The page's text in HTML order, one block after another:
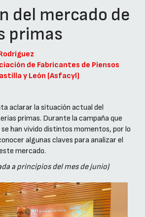
del mercado de
primas
de Fabricantes de Piensos
y León (Asfacyl)
aclarar la situación actual del
primas. Durante la campaña que
han vivido distintos momentos, por lo
algunas claves para analizar el
mercado.
a principios del mes de junio)